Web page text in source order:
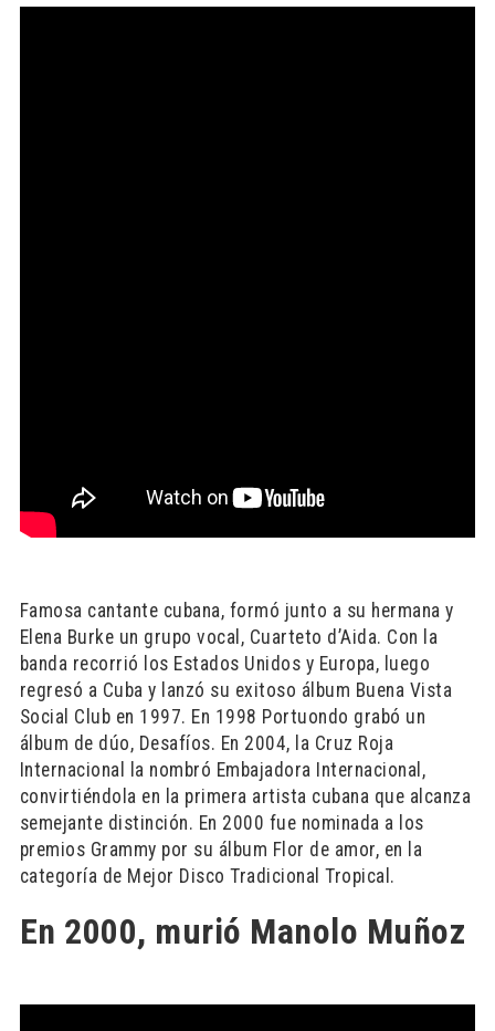
Famosa cantante cubana, formó junto a su hermana y
Elena Burke un grupo vocal, Cuarteto d’Aida. Con la
banda recorrió los Estados Unidos y Europa, luego
regresó a Cuba y lanzó su exitoso álbum Buena Vista
Social Club en 1997. En 1998 Portuondo grabó un
álbum de dúo, Desafíos. En 2004, la Cruz Roja
Internacional la nombró Embajadora Internacional,
convirtiéndola en la primera artista cubana que alcanza
semejante distinción. En 2000 fue nominada a los
premios Grammy por su álbum Flor de amor, en la
categoría de Mejor Disco Tradicional Tropical.
En 2000, murió Manolo Muñoz